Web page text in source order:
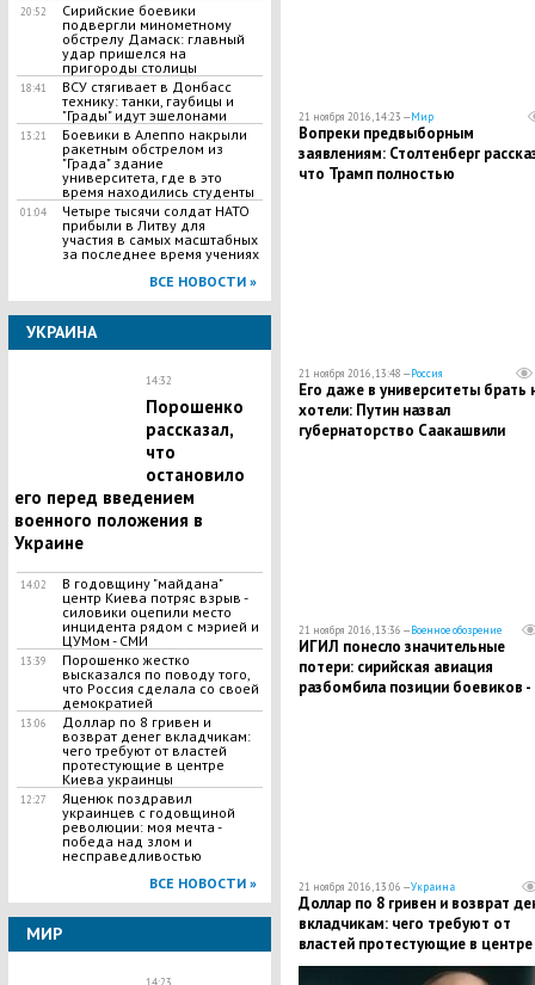
20:52
Сирийские боевики
подвергли минометному
обстрелу Дамаск: главный
удар пришелся на
пригороды столицы
18:41
ВСУ стягивает в Донбасс
технику: танки, гаубицы и
"Грады" идут эшелонами
13:21
Боевики в Алеппо накрыли
ракетным обстрелом из
"Града" здание
университета, где в это
время находились студенты
01:04
Четыре тысячи солдат НАТО
прибыли в Литву для
участия в самых масштабных
за последнее время учениях
ВСЕ НОВОСТИ »
УКРАИНА
14:32
Порошенко
рассказал,
что
остановило
его перед введением
военного положения в
Украине
14:02
В годовщину "майдана"
центр Киева потряс взрыв -
силовики оцепили место
инцидента рядом с мэрией и
ЦУМом - СМИ
13:39
Порошенко жестко
высказался по поводу того,
что Россия сделала со своей
демократией
13:06
Доллар по 8 гривен и
возврат денег вкладчикам:
чего требуют от властей
протестующие в центре
Киева украинцы
12:27
Яценюк поздравил
украинцев с годовщиной
революции: моя мечта -
победа над злом и
несправедливостью
ВСЕ НОВОСТИ »
МИР
14:23
21 ноября 2016, 14:23 —Мир
Вопреки предвыборным
заявлениям: Столтенберг
что Трамп полностью
21 ноября 2016, 13:48 —Россия
Его даже в университеты брать
хотели: Путин назвал
губернаторство Саакашвили
21 ноября 2016, 13:36 —Военное обозрение
ИГИЛ понесло значительные
потери: сирийская авиация
разбомбила позиции боевиков -
21 ноября 2016, 13:06 —Украина
Доллар по 8 гривен и возврат
вкладчикам: чего требуют от
властей протестующие в центре
Киева украинцы